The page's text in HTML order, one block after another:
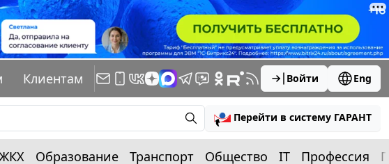
Клиентам Войти Eng
Перейти в систему ГАРАНТ
Образование Транспорт Общество IT Профессия